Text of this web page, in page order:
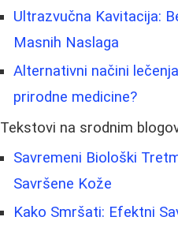
Ultrazvučna Kavitacija:
Masnih Naslaga
Alternativni načini
prirodne medicine?
Tekstovi na srodnim
Savremeni Biološki
Savršene Kože
Kako Smršati: Efektni